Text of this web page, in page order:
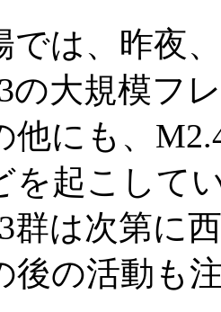
では、昨夜
の大規模フ
他にも、
を起こして
群は次第に
後の活動も